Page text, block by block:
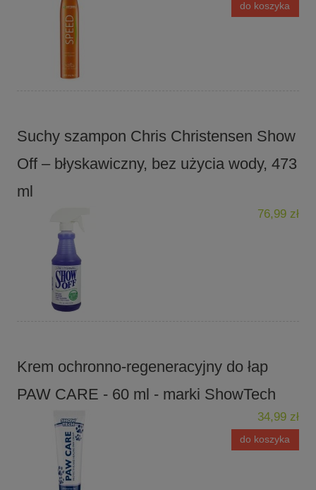
do koszyka
Suchy szampon Chris Christensen Show
Off – błyskawiczny, bez użycia wody, 473
ml
76,99 zł
Krem ochronno-regeneracyjny do łap
PAW CARE - 60 ml - marki ShowTech
34,99 zł
do koszyka